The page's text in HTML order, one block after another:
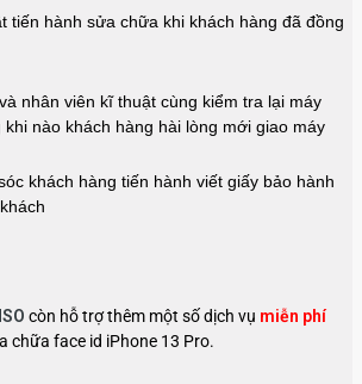
tiến hành sửa chữa khi khách hàng đã đồng
nhân viên kĩ thuật cùng kiểm tra lại máy
nào khách hàng hài lòng mới giao máy
khách hàng tiến hành viết giấy bảo hành
còn hỗ trợ thêm một số dịch vụ miễn phí
chữa face id iPhone 13 Pro.